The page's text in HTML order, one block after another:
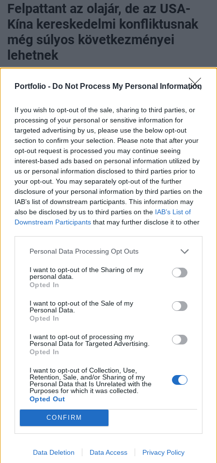
Portfolio - Do Not Process My Personal Information
If you wish to opt-out of the sale, sharing to third parties, or
processing of your personal or sensitive information for
targeted advertising by us, please use the below opt-out
section to confirm your selection. Please note that after your
opt-out request is processed you may continue seeing
interest-based ads based on personal information utilized by
us or personal information disclosed to third parties prior to
your opt-out. You may separately opt-out of the further
disclosure of your personal information by third parties on the
IAB’s list of downstream participants. This information may
also be disclosed by us to third parties on the IAB’s List of
Downstream Participants that may further disclose it to other
Personal Data Processing Opt Outs
I want to opt-out of the Sharing of my
personal data.
Opted In
I want to opt-out of the Sale of my
Personal Data.
Opted In
I want to opt-out of processing my
Personal Data for Targeted Advertising.
Opted In
I want to opt-out of Collection, Use,
Retention, Sale, and/or Sharing of my
Personal Data that Is Unrelated with the
Purposes for which it was collected.
Opted Out
CONFIRM
Data Deletion Data Access Privacy Policy
Felpattant az olajár, de az USA-
Kína kereskedelmi konfliktusnak
még súlyos következményei
lehetnek
2025. április 08. 08:22
Az olajárak több mint 1 százalékkal emelkedtek
kedden, visszapattanva a tegnapi jelentős eladási
hullám után, amely közel négyéves mélypontra
küldte az árfolyamokat az amerikai vámok miatti
aggodalmak következtében. Május 8-án lesz a
Portfolio Investment Day 2025 befektetési
konferenciánk, ahol profi szakemberek osztják
meg befektetési ötleteiket, legyen szó a
részvény-, állampapír-, nyersanyag-, kripto-,
én jön a Nyugat-magyarországi Economic Forum, ami
magas szintű szakmai párbeszédet és értékes üzleti
kapcsolatokat kínál a régiós növekedés érdekében.
Részletek a linken.Információ és jelentkezésA Brent
nyersolaj határidős jegyzése ma 1,1 százalékkal, míg az
amerikai West Texas Intermediate (WTI) nyersolaj ára 1,2
százalékkal...
KEDVES OLVASÓNK!
A keresett cikk a portfolio.hu hírarchívumához
regisztrációhoz kötött.
Az előfizetés a következőket tartalmazza:
Portfolio.hu teljes cikkarchívum